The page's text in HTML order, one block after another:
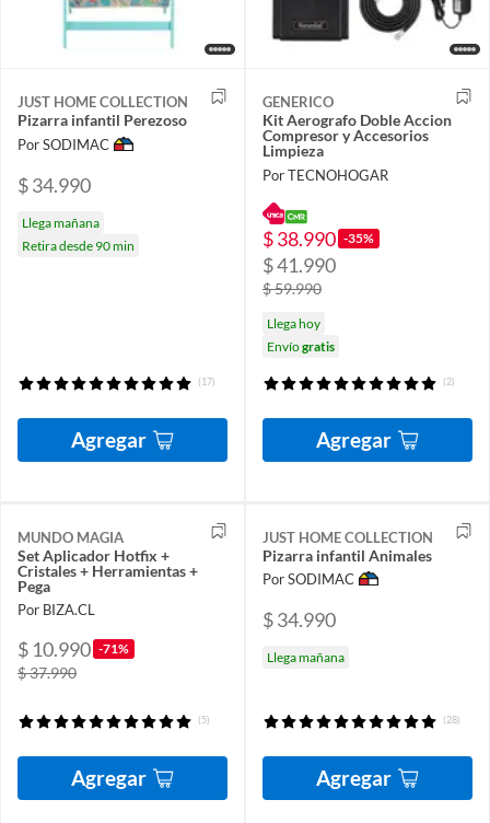
JUST HOME COLLECTION
Pizarra infantil Perezoso
Por SODIMAC
$ 34.990
Llega mañana
Retira desde 90 min
(17)
Agregar
GENERICO
Kit Aerografo Doble Accion
Compresor y Accesorios
Limpieza
Por TECNOHOGAR
$ 38.990 -35%
$ 41.990
$ 59.990
Llega hoy
Envíogratis
(2)
Agregar
MUNDO MAGIA
Set Aplicador Hotfix +
Cristales + Herramientas +
Pega
Por BIZA.CL
$ 10.990 -71%
$ 37.990
(5)
Agregar
JUST HOME COLLECTION
Pizarra infantil Animales
Por SODIMAC
$ 34.990
Llega mañana
(28)
Agregar